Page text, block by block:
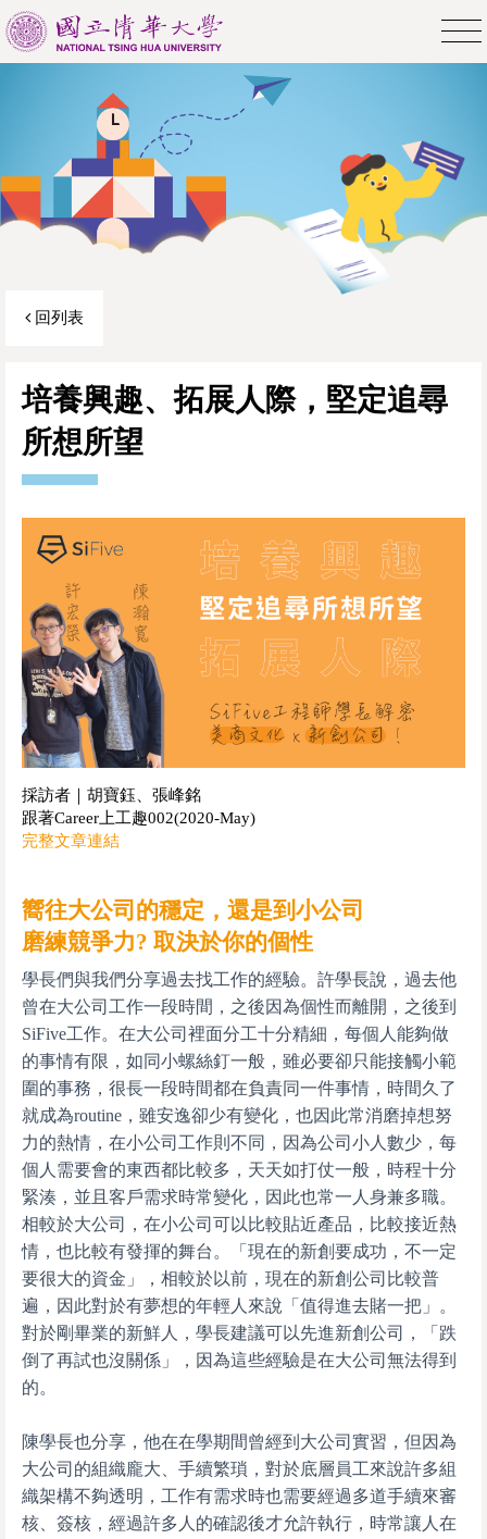
回列表
培養興趣、拓展人際，堅定追尋
所想所望
採訪者｜胡寶鈺、張峰銘
跟著Career上工趣002(2020-May)
完整文章連結
嚮往大公司的穩定，還是到小公司
磨練競爭力? 取決於你的個性
學長們與我們分享過去找工作的經驗。許學長說，過去他
曾在大公司工作一段時間，之後因為個性而離開，之後到
SiFive工作。在大公司裡面分工十分精細，每個人能夠做
的事情有限，如同小螺絲釘一般，雖必要卻只能接觸小範
圍的事務，很長一段時間都在負責同一件事情，時間久了
就成為routine，雖安逸卻少有變化，也因此常消磨掉想努
力的熱情，在小公司工作則不同，因為公司小人數少，每
個人需要會的東西都比較多，天天如打仗一般，時程十分
緊湊，並且客戶需求時常變化，因此也常一人身兼多職。
相較於大公司，在小公司可以比較貼近產品，比較接近熱
情，也比較有發揮的舞台。「現在的新創要成功，不一定
要很大的資金」，相較於以前，現在的新創公司比較普
遍，因此對於有夢想的年輕人來說「值得進去賭一把」。
對於剛畢業的新鮮人，學長建議可以先進新創公司，「跌
倒了再試也沒關係」，因為這些經驗是在大公司無法得到
的。
陳學長也分享，他在在學期間曾經到大公司實習，但因為
大公司的組織龐大、手續繁瑣，對於底層員工來說許多組
織架構不夠透明，工作有需求時也需要經過多道手續來審
核、簽核，經過許多人的確認後才允許執行，時常讓人在